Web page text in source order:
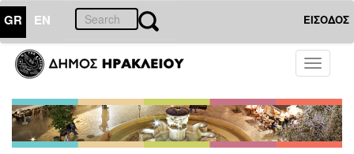
GR EN ΕΙΣΟΔΟΣ
Toggle
ΔΗΜΟΣ
Δελτία
Τύπου
Αρχείο